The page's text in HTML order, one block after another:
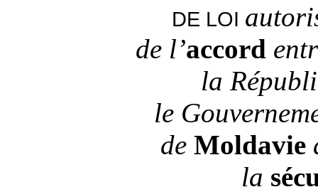
DE LOI
de l’accord
la
le
de Moldavie
la